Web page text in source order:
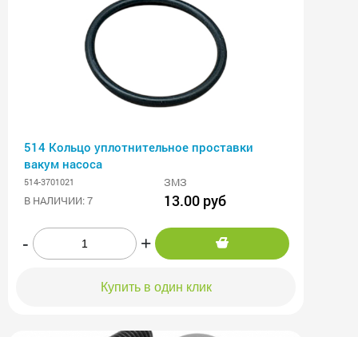
514 Кольцо уплотнительное проставки
вакум насоса
514-3701021
ЗМЗ
В НАЛИЧИИ: 7
13.00 руб
- +
Купить в один клик